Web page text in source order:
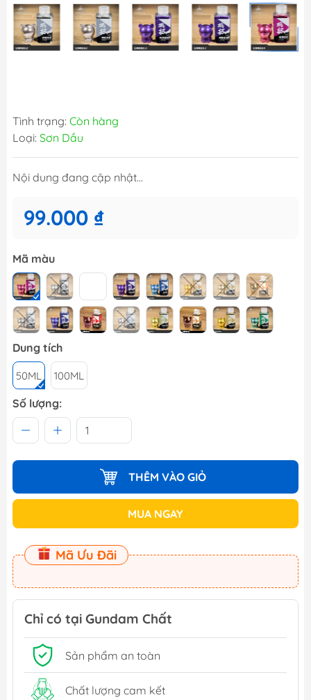
Tình trạng: Còn hàng
Loại: Sơn Dầu
Nội dung đang cập nhật...
99.000 ₫
Mã màu
Dung tích
50ML 100ML
Số lượng:
THÊM VÀO GIỎ
MUA NGAY
Mã Ưu Đãi
Chỉ có tại Gundam Chất
Sản phẩm an toàn
Chất lượng cam kết